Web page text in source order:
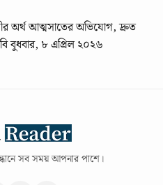
অর্থ আত্মসাতের অভিযোগ, দ্রুত
বুধবার, ৮ এপ্রিল ২০২৬
সব সময় আপনার পাশে।